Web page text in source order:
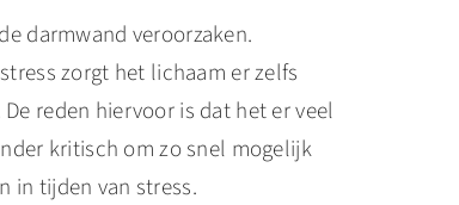
darmwand veroorzaken.
zorgt het lichaam er zelfs
reden hiervoor is dat het er veel
kritisch om zo snel mogelijk
in tijden van stress.